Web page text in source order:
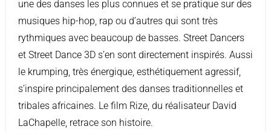
une des danses les plus connues et se pratique sur des
musiques hip-hop, rap ou d’autres qui sont très
rythmiques avec beaucoup de basses. Street Dancers
et Street Dance 3D s’en sont directement inspirés. Aussi
le krumping, très énergique, esthétiquement agressif,
s’inspire principalement des danses traditionnelles et
tribales africaines. Le film Rize, du réalisateur David
LaChapelle, retrace son histoire.